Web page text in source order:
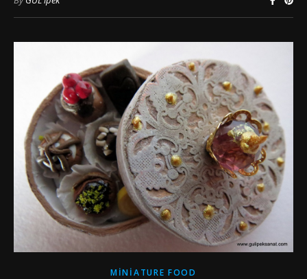
MINIATURE FOOD